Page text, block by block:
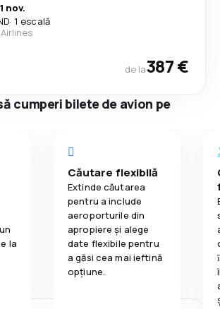
nov.
· 1 escală
de la387 €
cumperi bilete de avion pe
la
Căutare flexibilă
Extinde căutarea
pentru a include
aeroporturile din
apropiere și alege
date flexibile pentru
a găsi cea mai ieftină
opțiune.